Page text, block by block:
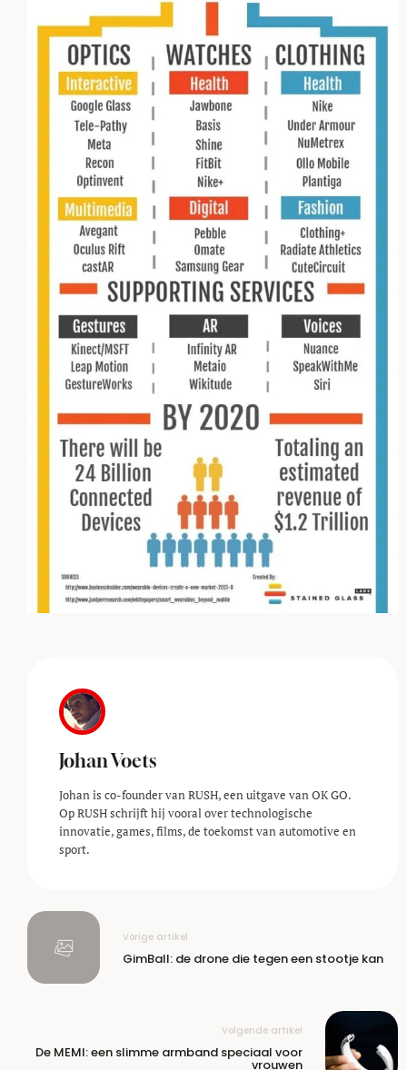
Johan Voets
Johan is co-founder van RUSH, een uitgave van OK GO.
Op RUSH schrijft hij vooral over technologische
innovatie, games, films, de toekomst van automotive en
sport.
Vorige artikel
GimBall: de drone die tegen een stootje kan
Volgende artikel
De MEMI: een slimme armband speciaal voor
vrouwen